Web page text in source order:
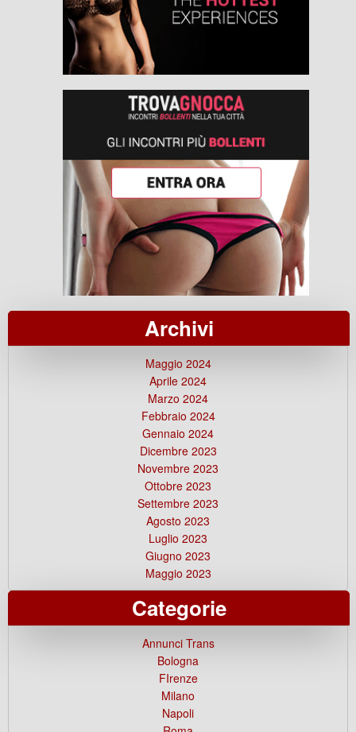
Archivi
Maggio 2024
Aprile 2024
Marzo 2024
Febbraio 2024
Gennaio 2024
Dicembre 2023
Novembre 2023
Ottobre 2023
Settembre 2023
Agosto 2023
Luglio 2023
Giugno 2023
Maggio 2023
Categorie
Annunci Trans
Bologna
FIrenze
Milano
Napoli